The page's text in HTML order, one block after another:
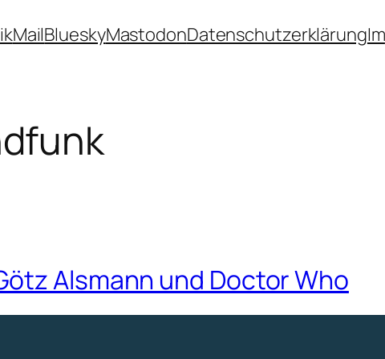
MailBlueskyMastodonDatenschutzerklärung
Alsmann und Doctor Who